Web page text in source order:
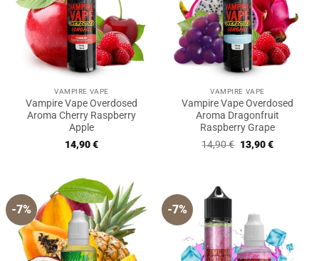
VAMPIRE VAPE
Vampire Vape Overdosed
Aroma Cherry Raspberry
Apple
14,90€
VAMPIRE VAPE
Vampire Vape Overdosed
Aroma Dragonfruit
Raspberry Grape
14,90€ Ursprünglicher
Preis
13,90€Aktueller
-7% -7%